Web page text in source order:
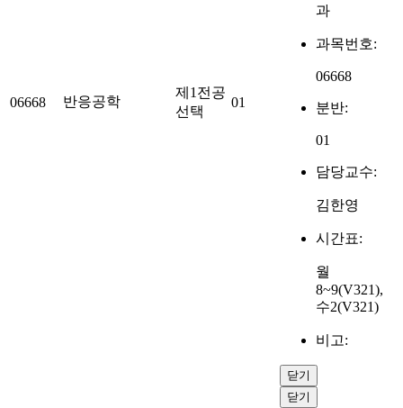
06668 반응공학
제1전공
선택
01
과
과목번호:
06668
분반:
01
담당교수:
김한영
시간표:
월
8~9(V321),
수2(V321)
비고:
닫기
닫기